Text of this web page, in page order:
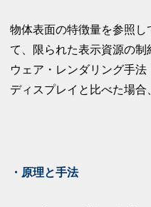
物体表面の特徴量を参照
て、限られた表示資源の
ウェア・レンダリング手
ディスプレイと比べた場合
・原理と手法